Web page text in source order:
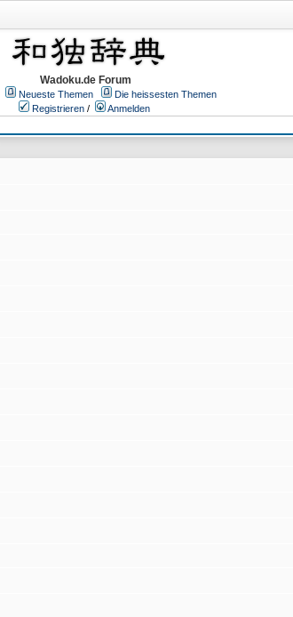
Wadoku.de Forum
Neueste Themen
Die heissesten Themen
Registrieren /
Anmelden